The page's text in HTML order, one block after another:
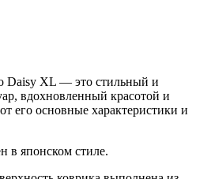
Daisy XL — это стильный и
вдохновленный красотой и
его основные характеристики и
в японском стиле.